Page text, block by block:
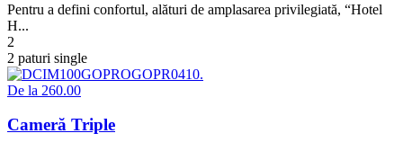
Pentru a defini confortul, alături de amplasarea privilegiată, “Hotel
H...
2
2 paturi single
De la 260.00
Cameră Triple